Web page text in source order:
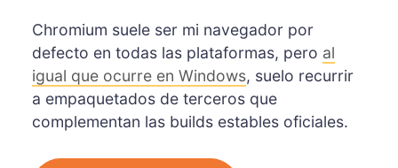
Chromium suele ser mi navegador por
defecto en todas las plataformas, pero al
igual que ocurre en Windows, suelo recurrir
a empaquetados de terceros que
complementan las builds estables oficiales.